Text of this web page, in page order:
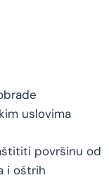
uslovima
površinu od
i oštrih